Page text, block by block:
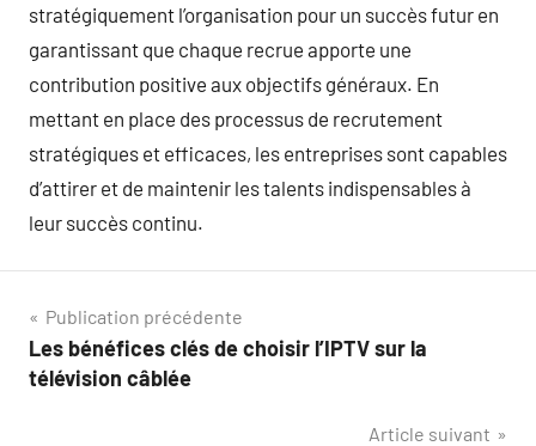
stratégiquement l’organisation pour un succès futur en
garantissant que chaque recrue apporte une
contribution positive aux objectifs généraux. En
mettant en place des processus de recrutement
stratégiques et efficaces, les entreprises sont capables
d’attirer et de maintenir les talents indispensables à
leur succès continu.
Navigation
de
Publication précédente
Les bénéfices clés de choisir l’IPTV sur la
télévision câblée
Article suivant